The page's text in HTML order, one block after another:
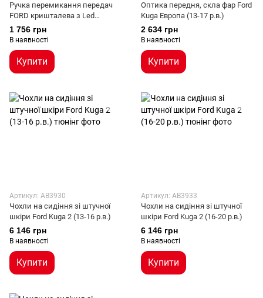
Ручка перемикання передач
FORD кришталева з Led
підсвічуванням
1 756 грн
В наявності
Купити
Оптика передня, скла фар Ford
Kuga Европа (13-17 р.в.)
2 634 грн
В наявності
Купити
Артикул: AB3930
Чохли на сидіння зі штучної
шкіри Ford Kuga 2 (13-16 р.в.)
6 146 грн
В наявності
Купити
Артикул: AB3933
Чохли на сидіння зі штучної
шкіри Ford Kuga 2 (16-20 р.в.)
6 146 грн
В наявності
Купити